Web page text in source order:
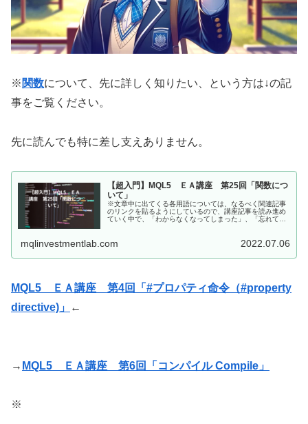
※ 関数について、先に詳しく知りたい、という方は↓の記
事をご覧ください。
先に読んでも特に差し支えありません。
【超入門】MQL5 ＥＡ講座 第25回「関数につ
いて」
※文章中に出てくる各用語については、なるべく関連記事
のリンクを貼るようにしているので、講座記事を読み進め
ていく中で、「わからなくなってしまった」、「忘れてし
mqlinvestmentlab.com 2022.07.06
MQL5 ＥＡ講座 第4回「#プロパティ命令（#property
directive)」
←
→ MQL5 ＥＡ講座 第6回「コンパイル Compile」
※